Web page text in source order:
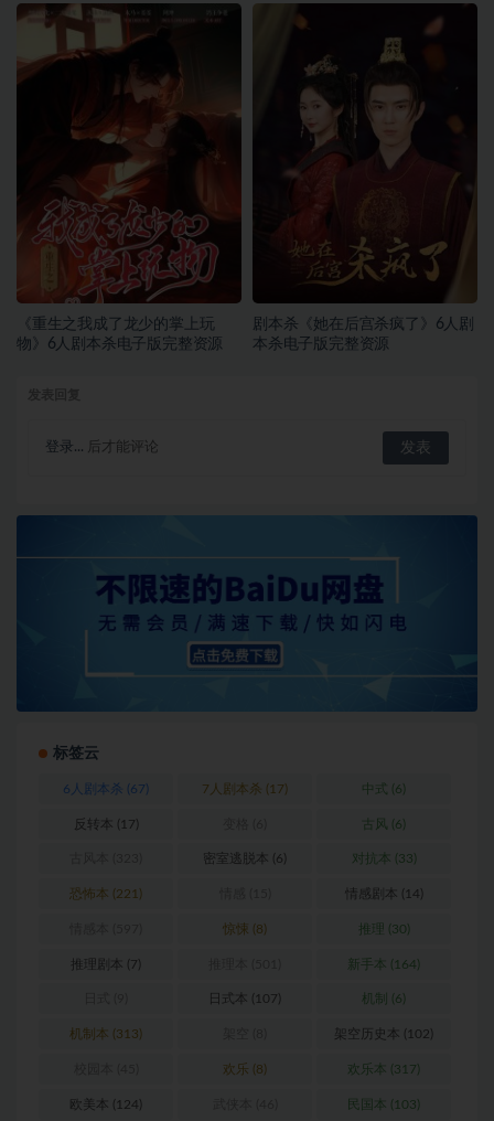
《重生之我成了龙少的掌上玩
物》6人剧本杀电子版完整资源
剧本杀《她在后宫杀疯了》6人剧
本杀电子版完整资源
登录... 后才能评论
标签云
6人剧本杀 (67) 7人剧本杀 (17) 中式 (6)
反转本 (17) 古风 (6)
密室逃脱本 (6) 对抗本 (33)
恐怖本 (221) 情感剧本 (14)
惊悚 (8) 推理 (30)
推理剧本 (7) 新手本 (164)
日式本 (107) 机制 (6)
机制本 (313) 架空历史本 (102)
欢乐 (8) 欢乐本 (317)
欧美本 (124) 民国本 (103)